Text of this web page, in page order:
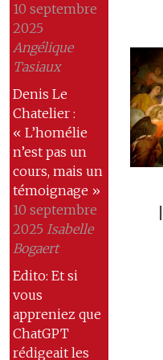
10 septembre
2025
Angélique
Tasiaux
Denis Le
Chatelier :
« L’homélie
n’est pas un
cours, mais un
témoignage »
10 septembre
2025 Isabelle
Bogaert
Edito: Et si
vous
appreniez que
ChatGPT
rédigeait les